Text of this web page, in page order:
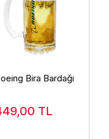
Bira Bardağı
TL